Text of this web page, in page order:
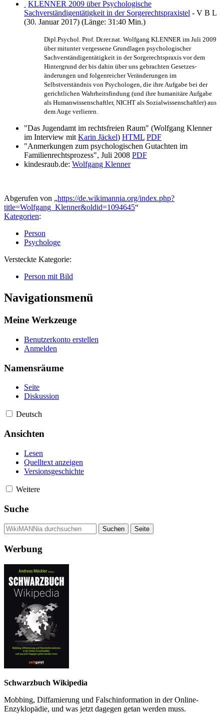
KLENNER 2009 über Psychologische
Sachverständigentätigkeit in der Sorgerechtspraxistel - V B L
(30. Januar 2017) (Länge: 31:40 Min.)
Dipl.Psychol. Prof. Dr.rer.nat. Wolfgang KLENNER im Juli 2009
über mitunter vergessene Grundlagen psychologischer
Sachverständigen­tätigkeit in der Sorgerechtspraxis vor dem
Hintergrund der bis dahin über uns gebrachten Gesetzes­
änderungen und folgenreicher Veränderungen im
Selbstverständnis von Psychologen, die ihre Aufgabe bei der
gerichtlichen Wahrheitsfindung (und ihre humanitäre Aufgabe
als Humanwissenschaftler, NICHT als Sozialwissenschaftler) aus
dem Auge verlieren.
"Das Jugendamt im rechtsfreien Raum" (Wolfgang Klenner
im Interview mitKarin Jäckel) HTML PDF
"Anmerkungen zum psychologischen Gutachten im
Familienrechtsprozess", Juli 2008 PDF
kindesraub.de: Wolfgang Klenner
Abgerufen von „https://de.wikimannia.org/index.php?
title=Wolfgang_Klenner&oldid=1094645“
Kategorien:
Person
Psychologe
Versteckte Kategorie:
Person mit Bild
Navigationsmenü
Meine Werkzeuge
Benutzerkonto erstellen
Anmelden
Namensräume
Seite
Diskussion
Deutsch
Ansichten
Lesen
Quelltext anzeigen
Versionsgeschichte
Weitere
Suche
Werbung
Schwarzbuch Wikipedia
Mobbing, Diffamierung und Falsch­information in der Online-
Enzyklo­pädie, und was jetzt da­gegen getan werden muss.